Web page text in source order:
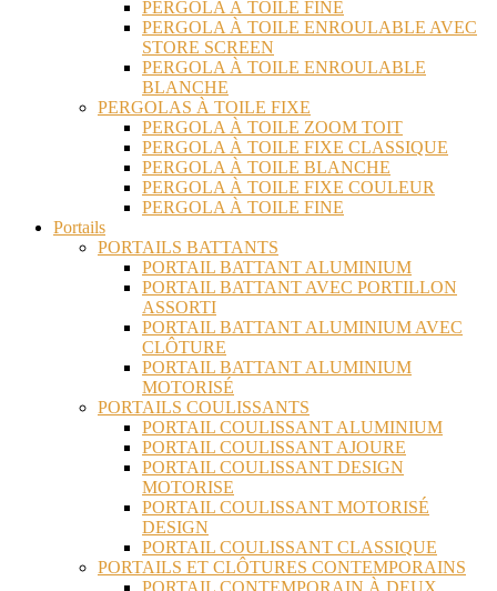
PERGOLA À TOILE FINE
PERGOLA À TOILE ENROULABLE AVEC
STORE SCREEN
PERGOLA À TOILE ENROULABLE
BLANCHE
PERGOLAS À TOILE FIXE
PERGOLA À TOILE ZOOM TOIT
PERGOLA À TOILE FIXE CLASSIQUE
PERGOLA À TOILE BLANCHE
PERGOLA À TOILE FIXE COULEUR
PERGOLA À TOILE FINE
Portails
PORTAILS BATTANTS
PORTAIL BATTANT ALUMINIUM
PORTAIL BATTANT AVEC PORTILLON
ASSORTI
PORTAIL BATTANT ALUMINIUM AVEC
CLÔTURE
PORTAIL BATTANT ALUMINIUM
MOTORISÉ
PORTAILS COULISSANTS
PORTAIL COULISSANT ALUMINIUM
PORTAIL COULISSANT AJOURE
PORTAIL COULISSANT DESIGN
MOTORISE
PORTAIL COULISSANT MOTORISÉ
DESIGN
PORTAIL COULISSANT CLASSIQUE
PORTAILS ET CLÔTURES CONTEMPORAINS